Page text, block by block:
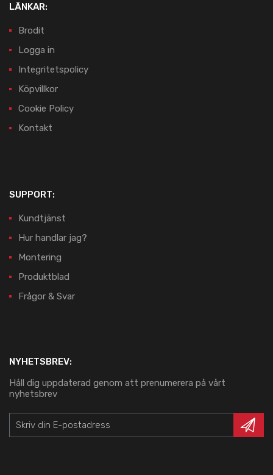
LÄNKAR:
Brodit
Logga in
Integritetspolicy
Köpvillkor
Cookie Policy
Kontakt
SUPPORT:
Kundtjänst
Hur handlar jag?
Montering
Produktblad
Frågor & Svar
NYHETSBREV:
Håll dig uppdaterad genom att prenumerera på vårt
nyhetsbrev